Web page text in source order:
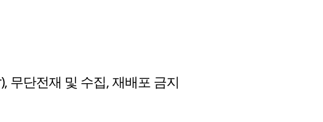
무단전재 및 수집, 재배포 금지